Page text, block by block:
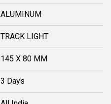
ALUMINUM
TRACK LIGHT
145 X 80 MM
3 Days